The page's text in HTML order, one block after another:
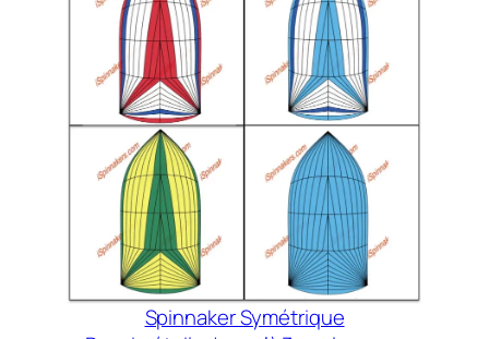
Spinnaker Symétrique